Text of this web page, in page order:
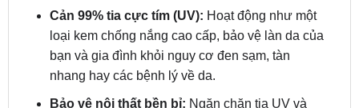
giúp không gian xe mát mẻ hơn hẳn, lốc điều
hòa làm việc nhẹ nhàng, từ đó tiết kiệm xăng
hiệu quả.
Cản 99% tia cực tím (UV):Hoạt động như một
loại kem chống nắng cao cấp, bảo vệ làn da của